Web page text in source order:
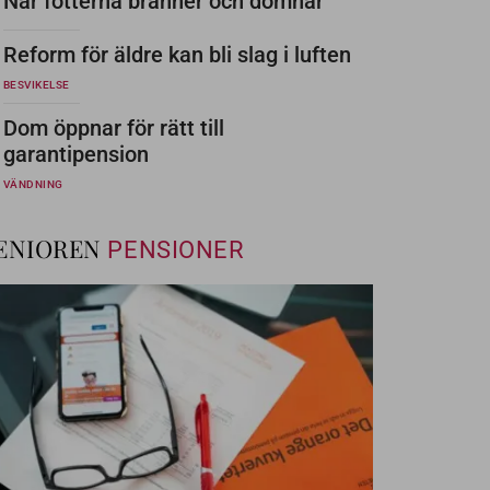
Reform för äldre kan bli slag i luften
BESVIKELSE
Dom öppnar för rätt till
garantipension
VÄNDNING
PENSIONER